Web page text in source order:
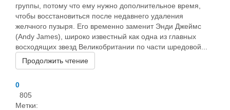
группы, потому что ему нужно дополнительное время,
чтобы восстановиться после недавнего удаления
желчного пузыря. Его временно заменит Энди Джеймс
(Andy James), широко известный как одна из главных
восходящих звезд Великобритании по части шредовой...
Продолжить чтение
0
805
Метки: